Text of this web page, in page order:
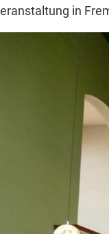
in